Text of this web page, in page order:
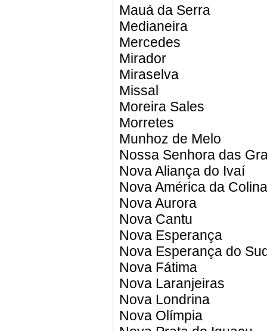
Mauá da Serra
Medianeira
Mercedes
Mirador
Miraselva
Missal
Moreira Sales
Morretes
Munhoz de Melo
Nossa Senhora das
Nova Aliança do Ivaí
Nova América da Colina
Nova Aurora
Nova Cantu
Nova Esperança
Nova Esperança do
Nova Fátima
Nova Laranjeiras
Nova Londrina
Nova Olímpia